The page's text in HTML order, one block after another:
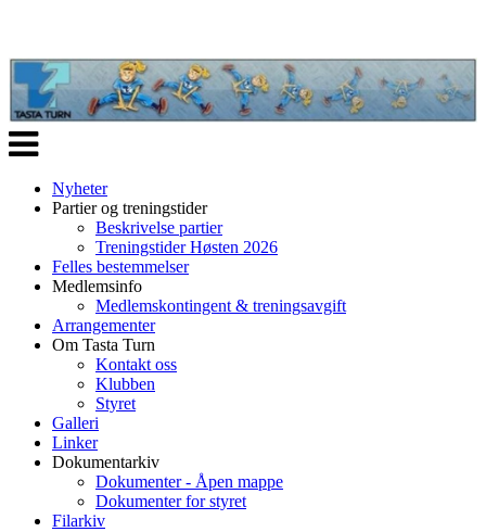
Veksle
navigasjon
Nyheter
Partier og treningstider
Beskrivelse partier
Treningstider Høsten 2026
Felles bestemmelser
Medlemsinfo
Medlemskontingent & treningsavgift
Arrangementer
Om Tasta Turn
Kontakt oss
Klubben
Styret
Galleri
Linker
Dokumentarkiv
Dokumenter - Åpen mappe
Dokumenter for styret
Filarkiv